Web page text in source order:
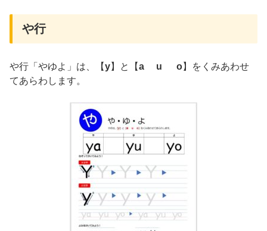
や行
や行「やゆよ」は、【y】と【a u o】をくみあわせ
てあらわします。